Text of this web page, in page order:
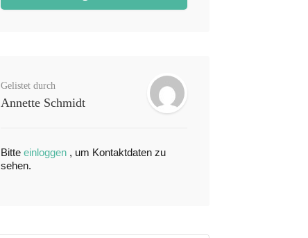
Gelistet durch
Annette Schmidt
Bitte einloggen , um Kontaktdaten zu
sehen.